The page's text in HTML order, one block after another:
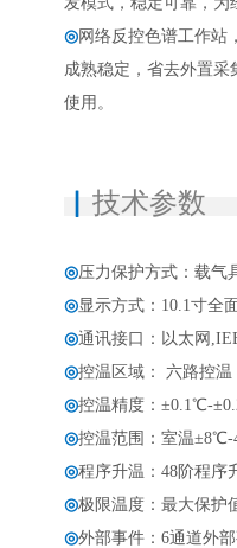
◎网络反控色谱工作站
成熟稳定，省去外置采
使用。
技术参数
◎压力保护方式：载气
◎显示方式：10.1寸全
◎通讯接口：以太网
◎控温区域： 六路控温
◎控温精度：±0.1℃-
◎控温范围：室温
◎程序升温：48阶程序
◎极限温度：最大保护
◎外部事件：6通道外